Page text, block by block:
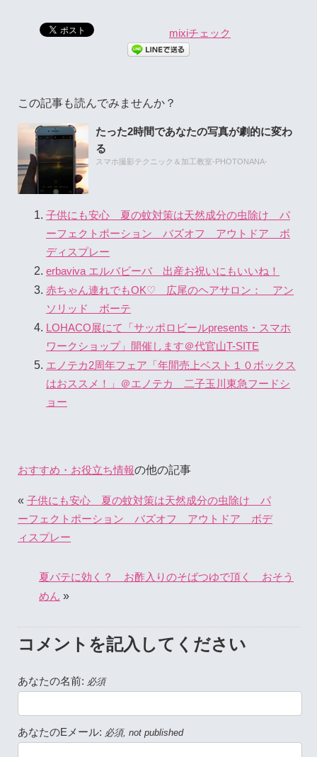
mixiチェック
この記事も読んでみませんか？
たった2時間であなたの写真が劇的に変わ
る
スマホ撮影テクニック＆加工教室-PHOTONANA-
子供にも安心 夏の蚊対策は天然成分の虫除け パ
ーフェクトポーション バズオフ アウトドア ボ
ディスプレー
erbaviva エルバビーバ 出産お祝いにもいいね！
赤ちゃん連れでもOK♡ 広尾のヘアサロン： アン
ソリッド ボーテ
LOHACO展にて「サッポロビールpresents・スマホ
ワークショップ」開催します＠代官山T-SITE
エノテカ2周年フェア「年間売上ベスト１０ボックス
はおススメ！」＠エノテカ 二子玉川東急フードシ
ョー
おすすめ・お役立ち情報の他の記事
« 子供にも安心 夏の蚊対策は天然成分の虫除け パ
ーフェクトポーション バズオフ アウトドア ボデ
ィスプレー
夏バテに効く？ お酢入りのそばつゆで頂く おそう
めん »
コメントを記入してください
あなたの名前: 必須
あなたのEメール: 必須, not published